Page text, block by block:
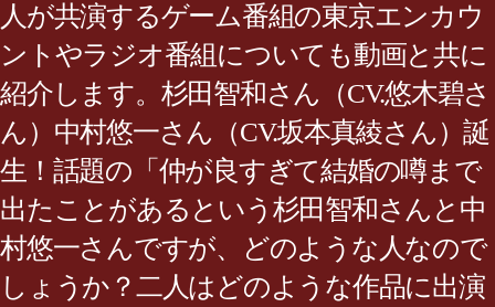
人が共演するゲーム番組の東京エンカウ
ントやラジオ番組についても動画と共に
紹介します。杉田智和さん（CV.悠木碧さ
ん）中村悠一さん（CV.坂本真綾さん）誕
生！話題の「仲が良すぎて結婚の噂まで
出たことがあるという杉田智和さんと中
村悠一さんですが、どのような人なので
しょうか？二人はどのような作品に出演